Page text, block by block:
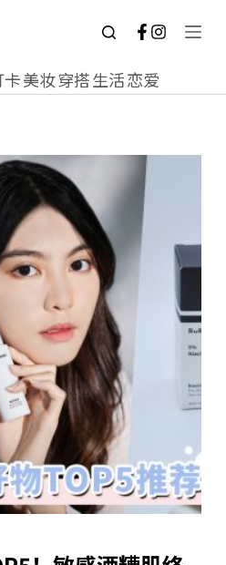
卡美妆穿搭生活恋爱